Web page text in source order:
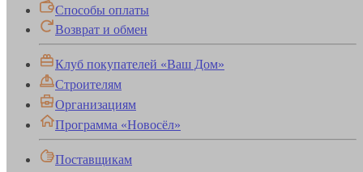
Способы оплаты
Возврат и обмен
Клуб покупателей «Ваш Дом»
Строителям
Организациям
Программа «Новосёл»
Поставщикам